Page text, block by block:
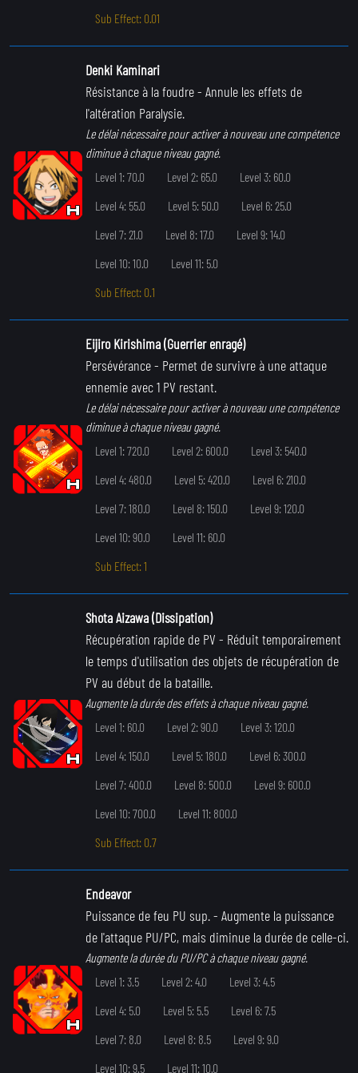
Sub Effect: 0.01
Denki Kaminari
Résistance à la foudre- Annule les effets de
l'altération Paralysie.
Le délai nécessaire pour activer à nouveau une compétence
diminue à chaque niveau gagné.
Level 1: 70.0
Level 2: 65.0
Level 3: 60.0
Level 4: 55.0
Level 5: 50.0
Level 6: 25.0
Level 7: 21.0
Level 8: 17.0
Level 9: 14.0
Level 10: 10.0
Level 11: 5.0
Sub Effect: 0.1
Eijiro Kirishima (Guerrier enragé)
Persévérance- Permet de survivre à une attaque
ennemie avec 1 PV restant.
Le délai nécessaire pour activer à nouveau une compétence
diminue à chaque niveau gagné.
Level 1: 720.0
Level 2: 600.0
Level 3: 540.0
Level 4: 480.0
Level 5: 420.0
Level 6: 210.0
Level 7: 180.0
Level 8: 150.0
Level 9: 120.0
Level 10: 90.0
Level 11: 60.0
Sub Effect: 1
Shota Aizawa (Dissipation)
Récupération rapide de PV - Réduit temporairement
le temps d'utilisation des objets de récupération de
PV au début de la bataille.
Augmente la durée des effets à chaque niveau gagné.
Level 1: 60.0
Level 2: 90.0
Level 3: 120.0
Level 4: 150.0
Level 5: 180.0
Level 6: 300.0
Level 7: 400.0
Level 8: 500.0
Level 9: 600.0
Level 10: 700.0
Level 11: 800.0
Sub Effect: 0.7
Endeavor
Puissance de feu PU sup.- Augmente la puissance
de l'attaque PU/PC, mais diminue la durée de celle-ci.
Augmente la durée du PU/PC à chaque niveau gagné.
Level 1: 3.5
Level 2: 4.0
Level 3: 4.5
Level 4: 5.0
Level 5: 5.5
Level 6: 7.5
Level 7: 8.0
Level 8: 8.5
Level 9: 9.0
Level 10: 9.5
Level 11: 10.0